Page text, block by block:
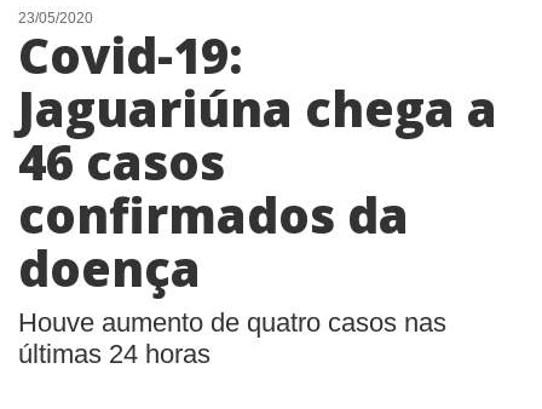
NOTÍCIAS
LISTA DIGITAL
CONTATO
ANUNCIE
23/05/2020
Covid-19:
Jaguariúna chega a
46 casos
confirmados da
doença
Houve aumento de quatro casos nas
últimas 24 horas